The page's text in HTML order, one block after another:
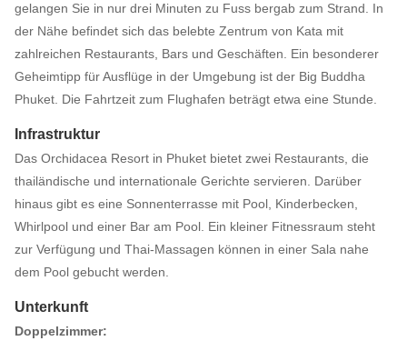
gelangen Sie in nur drei Minuten zu Fuss bergab zum Strand. In
der Nähe befindet sich das belebte Zentrum von Kata mit
zahlreichen Restaurants, Bars und Geschäften. Ein besonderer
Geheimtipp für Ausflüge in der Umgebung ist der Big Buddha
Phuket. Die Fahrtzeit zum Flughafen beträgt etwa eine Stunde.
Infrastruktur
Das Orchidacea Resort in Phuket bietet zwei Restaurants, die
thailändische und internationale Gerichte servieren. Darüber
hinaus gibt es eine Sonnenterrasse mit Pool, Kinderbecken,
Whirlpool und einer Bar am Pool. Ein kleiner Fitnessraum steht
zur Verfügung und Thai-Massagen können in einer Sala nahe
dem Pool gebucht werden.
Unterkunft
Doppelzimmer: